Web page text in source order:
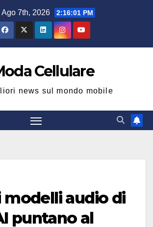
Ago 7th, 2026 2:16:02 PM
Cellulare
news sul mondo mobile
modelli audio di
puntano al